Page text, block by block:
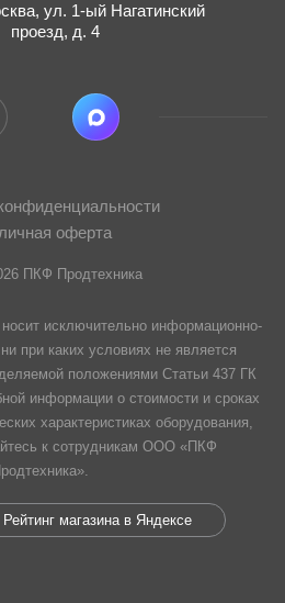
ул. 1-ый Нагатинский
проезд, д. 4
оферта
ПКФ Продтехника
исключительно информационно-
при каких условиях не является
положениями Статьи 437 ГК
информации о стоимости и сроках
характеристиках оборудования,
к сотрудникам ООО «ПКФ
Рейтинг магазина в Яндексе